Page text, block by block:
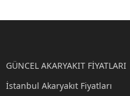
GÜNCEL AKARYAKIT FİYATLARI
İstanbul Akaryakıt Fiyatları